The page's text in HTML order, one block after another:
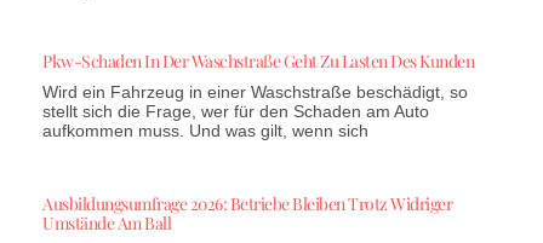
Pkw-Schaden In Der Waschstraße Geht Zu Lasten Des Kunden
Wird ein Fahrzeug in einer Waschstraße beschädigt, so
stellt sich die Frage, wer für den Schaden am Auto
aufkommen muss. Und was gilt, wenn sich
Ausbildungsumfrage 2026: Betriebe Bleiben Trotz Widriger
Umstände Am Ball